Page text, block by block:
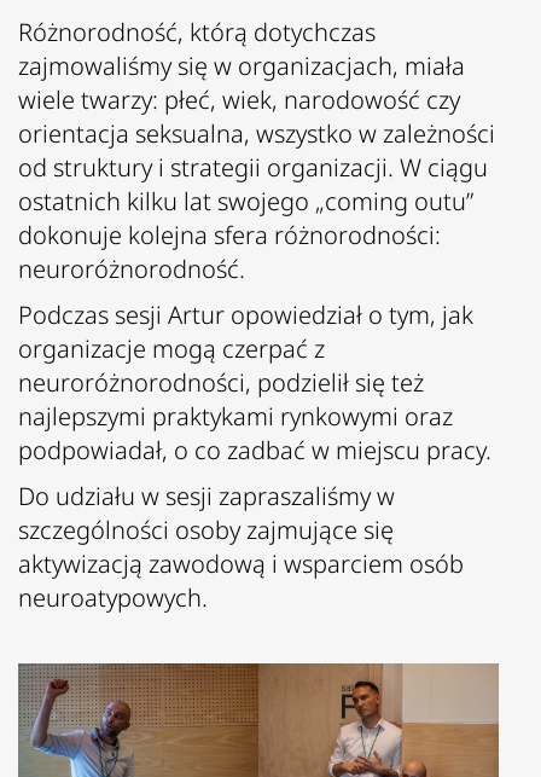
Różnorodność, którą dotychczas
zajmowaliśmy się w organizacjach, miała
wiele twarzy: płeć, wiek, narodowość czy
orientacja seksualna, wszystko w zależności
od struktury i strategii organizacji. W ciągu
ostatnich kilku lat swojego „coming outu”
dokonuje kolejna sfera różnorodności:
neuroróżnorodność.
Podczas sesji Artur opowiedział o tym, jak
organizacje mogą czerpać z
neuroróżnorodności, podzielił się też
najlepszymi praktykami rynkowymi oraz
podpowiadał, o co zadbać w miejscu pracy.
Do udziału w sesji zapraszaliśmy w
szczególności osoby zajmujące się
aktywizacją zawodową i wsparciem osób
neuroatypowych.